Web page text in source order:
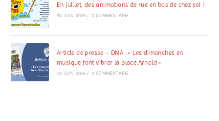
En juillet, des animations de rue en bas de chez soi !
30 JUIN 2026 / 0 COMMENTAIRE
Article de presse – DNA : « Les dimanches en
musique font vibrer la place Arnold »
19 JUIN 2026 / 0 COMMENTAIRE